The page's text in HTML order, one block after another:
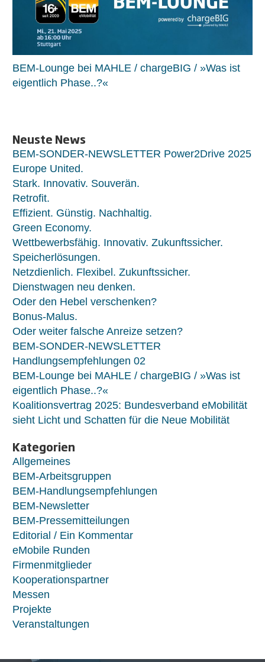
BEM-Lounge bei MAHLE / chargeBIG / »Was ist
eigentlich Phase..?«
Neuste News
BEM-SONDER-NEWSLETTER Power2Drive 2025
Europe United.
Stark. Innovativ. Souverän.
Retrofit.
Effizient. Günstig. Nachhaltig.
Green Economy.
Wettbewerbsfähig. Innovativ. Zukunftssicher.
Speicherlösungen.
Netzdienlich. Flexibel. Zukunftssicher.
Dienstwagen neu denken.
Oder den Hebel verschenken?
Bonus-Malus.
Oder weiter falsche Anreize setzen?
BEM-SONDER-NEWSLETTER
Handlungsempfehlungen 02
BEM-Lounge bei MAHLE / chargeBIG / »Was ist
eigentlich Phase..?«
Koalitionsvertrag 2025: Bundesverband eMobilität
sieht Licht und Schatten für die Neue Mobilität
Kategorien
Allgemeines
BEM-Arbeitsgruppen
BEM-Handlungsempfehlungen
BEM-Newsletter
BEM-Pressemitteilungen
Editorial / Ein Kommentar
eMobile Runden
Firmenmitglieder
Kooperationspartner
Messen
Projekte
Veranstaltungen